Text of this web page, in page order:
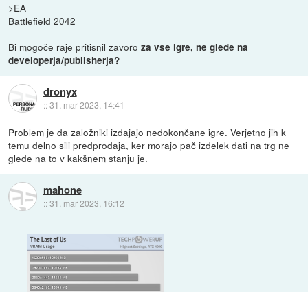
>EA
Battlefield 2042
Bi mogoče raje pritisnil zavoroza vse igre, ne glede na
developerja/publisherja?
dronyx
::31. mar 2023, 14:41
Problem je da založniki izdajajo nedokončane igre. Verjetno jih k
temu delno sili predprodaja, ker morajo pač izdelek dati na trg ne
glede na to v kakšnem stanju je.
mahone
::31. mar 2023, 16:12